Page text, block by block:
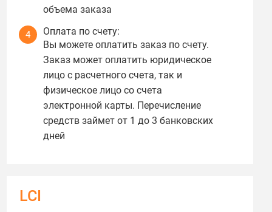
объема заказа
4
Оплата по счету:
Вы можете оплатить заказ по счету.
Заказ может оплатить юридическое
лицо с расчетного счета, так и
физическое лицо со счета
электронной карты. Перечисление
средств займет от 1 до 3 банковских
дней
LCI